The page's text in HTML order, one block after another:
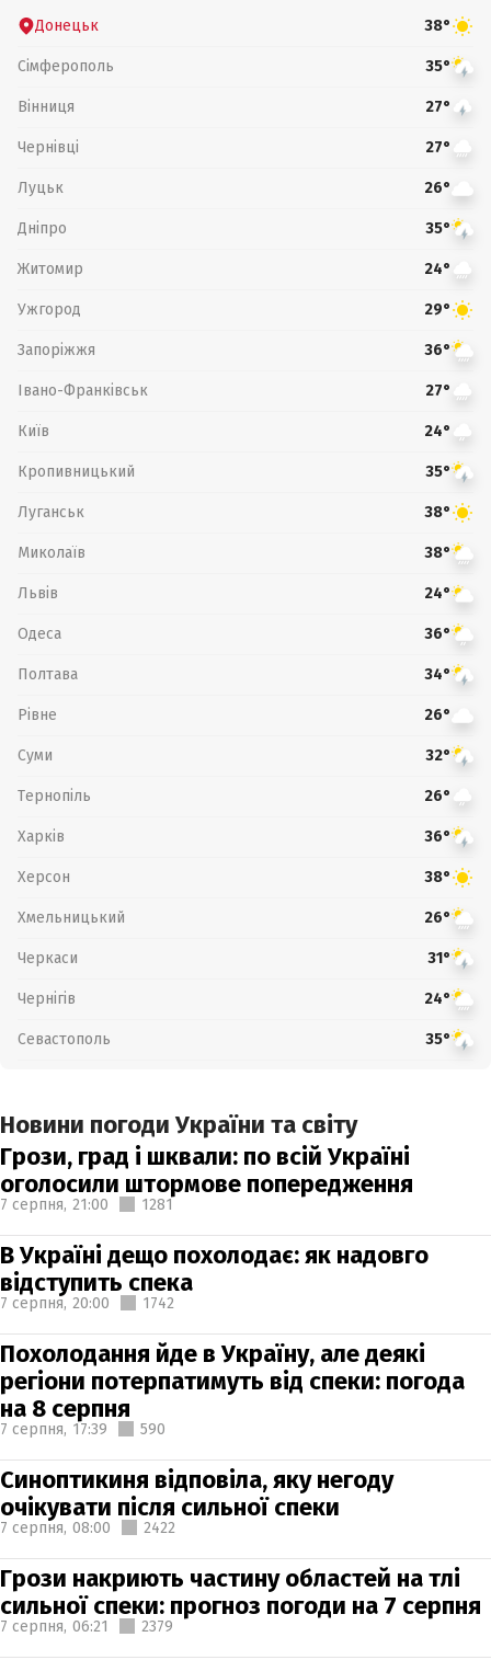
Донецьк 38°
Сімферополь 35°
Вінниця 27°
Чернівці 27°
Луцьк 26°
Дніпро 35°
Житомир 24°
Ужгород 29°
Запоріжжя 36°
Івано-Франківськ 27°
Київ 24°
Кропивницький 35°
Луганськ 38°
Миколаїв 38°
Львів 24°
Одеса 36°
Полтава 34°
Рівне 26°
Суми 32°
Тернопіль 26°
Харків 36°
Херсон 38°
Хмельницький 26°
Черкаси 31°
Чернігів 24°
Севастополь 35°
Новини погоди України та світу
Грози, град і шквали: по всій Україні
оголосили штормове попередження
7 серпня, 21:00 1281
В Україні дещо похолодає: як надовго
відступить спека
7 серпня, 20:00 1742
Похолодання йде в Україну, але деякі
регіони потерпатимуть від спеки: погода
на 8 серпня
7 серпня, 17:39 590
Синоптикиня відповіла, яку негоду
очікувати після сильної спеки
7 серпня, 08:00 2422
Грози накриють частину областей на тлі
сильної спеки: прогноз погоди на 7 серпня
7 серпня, 06:21 2379